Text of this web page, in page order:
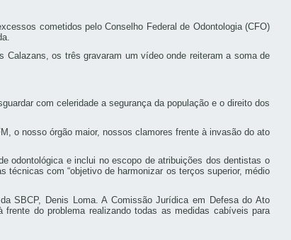
cometidos pelo Conselho Federal de Odontologia (CFO)
os três gravaram um vídeo onde reiteram a soma de
com celeridade a segurança da população e o direito dos
o nosso órgão maior, nossos clamores frente à invasão do ato
odontológica e inclui no escopo de atribuições dos dentistas o
técnicas com “objetivo de harmonizar os terços superior, médio
SBCP, Denis Loma. A Comissão Jurídica em Defesa do Ato
do problema realizando todas as medidas cabíveis para